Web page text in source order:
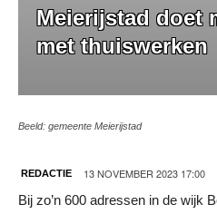
Meierijstad doet
met thuiswerken
Beeld: gemeente Meierijstad
REDACTIE 13 NOVEMBER 2023 17:00
Bij zo’n 600 adressen in de wijk